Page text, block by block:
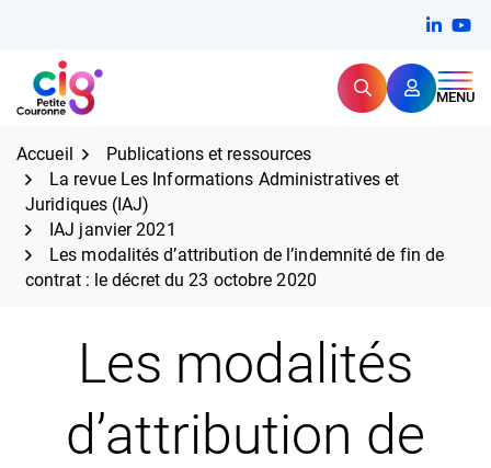
contenu
CIG Petite Couronne RechercherMENU
Expertise et proximité pour
Accueil
Publications et ressources
La revue Les Informations Administratives et
Juridiques (IAJ)
IAJ janvier 2021
Les modalités d’attribution de l’indemnité de fin de
contrat : le décret du 23 octobre 2020
Les modalités
d’attribution de